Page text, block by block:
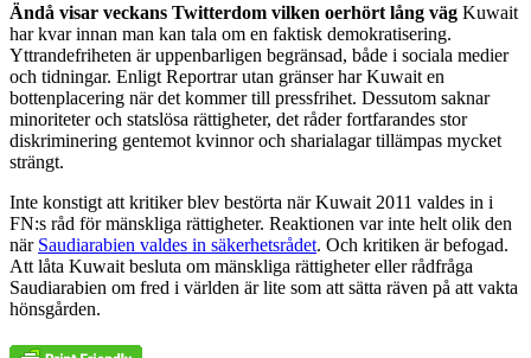
Ändå visar veckans Twitterdom vilken oerhört lång väg Kuwait
har kvar innan man kan tala om en faktisk demokratisering.
Yttrandefriheten är uppenbarligen begränsad, både i sociala medier
och tidningar. Enligt Reportrar utan gränser har Kuwait en
bottenplacering när det kommer till pressfrihet. Dessutom saknar
minoriteter och statslösa rättigheter, det råder fortfarandes stor
diskriminering gentemot kvinnor och sharialagar tillämpas mycket
strängt.
Inte konstigt att kritiker blev bestörta när Kuwait 2011 valdes in i
FN:s råd för mänskliga rättigheter. Reaktionen var inte helt olik den
när Saudiarabien valdes in säkerhetsrådet. Och kritiken är befogad.
Att låta Kuwait besluta om mänskliga rättigheter eller rådfråga
Saudiarabien om fred i världen är lite som att sätta räven på att vakta
hönsgården.